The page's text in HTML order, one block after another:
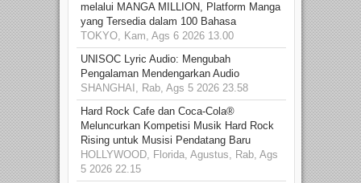
melalui MANGA MILLION, Platform Manga
yang Tersedia dalam 100 Bahasa
TOKYO, Kam, Ags 6 2026 13.00
UNISOC Lyric Audio: Mengubah
Pengalaman Mendengarkan Audio
SHANGHAI, Rab, Ags 5 2026 23.58
Hard Rock Cafe dan Coca-Cola®
Meluncurkan Kompetisi Musik Hard Rock
Rising untuk Musisi Pendatang Baru
HOLLYWOOD, Florida, Agustus, Rab, Ags
5 2026 22.15